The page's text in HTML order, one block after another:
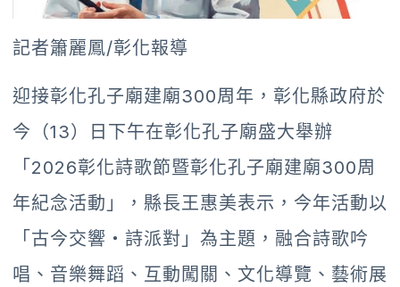
記者簫麗鳳/彰化報導
迎接彰化孔子廟建廟300周年，彰化縣政府於
今（13）日下午在彰化孔子廟盛大舉辦
「2026彰化詩歌節暨彰化孔子廟建廟300周
年紀念活動」，縣長王惠美表示，今年活動以
「古今交響・詩派對」為主題，融合詩歌吟
唱、音樂舞蹈、互動闖關、文化導覽、藝術展